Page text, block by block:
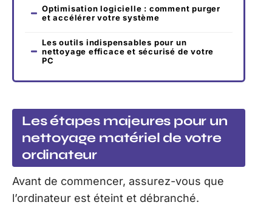
Optimisation logicielle : comment purger
et accélérer votre système
Les outils indispensables pour un
nettoyage efficace et sécurisé de votre
PC
Les étapes majeures pour un
nettoyage matériel de votre
ordinateur
Avant de commencer, assurez-vous que
l’ordinateur est éteint et débranché.